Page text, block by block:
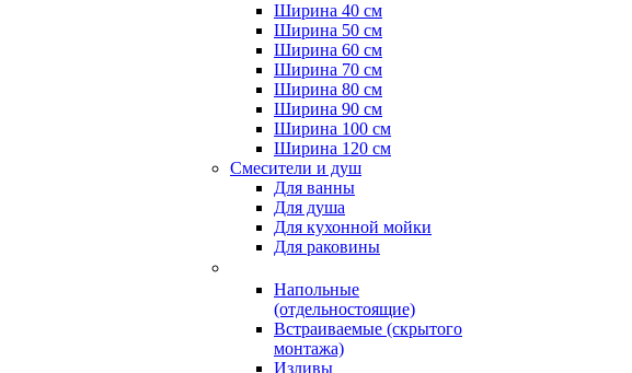
Ширина 40 см
Ширина 50 см
Ширина 60 см
Ширина 70 см
Ширина 80 см
Ширина 90 см
Ширина 100 см
Ширина 120 см
Смесители и душ
Для ванны
Для душа
Для кухонной мойки
Для раковины
Напольные
(отдельностоящие)
Встраиваемые (скрытого
монтажа)
Изливы